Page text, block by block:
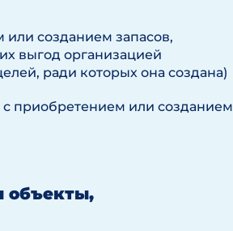
созданием запасов,
выгод организацией
ради которых она создана)
с приобретением или созданием
объекты,